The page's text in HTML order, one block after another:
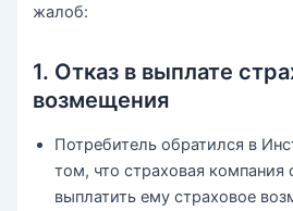
жалоб:
1. Отказ в выплате
возмещения
Потребитель обратился в
том, что страховая компания
выплатить ему страховое